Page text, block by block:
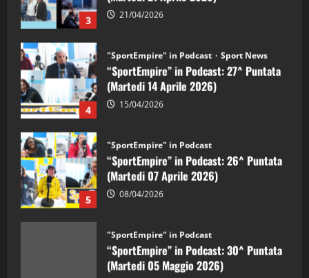
3 21/04/2026
4
"SportEmpire" in Podcast Sport News
“SportEmpire” in Podcast: 27^ Puntata
(Martedi 14 Aprile 2026)
15/04/2026
5
"SportEmpire" in Podcast
“SportEmpire” in Podcast: 26^ Puntata
(Martedi 07 Aprile 2026)
08/04/2026
"SportEmpire" in Podcast
“SportEmpire” in Podcast: 30^ Puntata
(Martedi 05 Maggio 2026)